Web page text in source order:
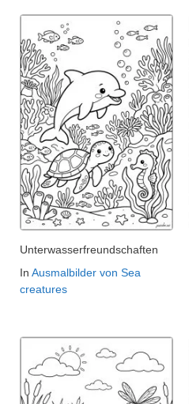
Unterwasserfreundschaften
In Ausmalbilder von Sea
creatures